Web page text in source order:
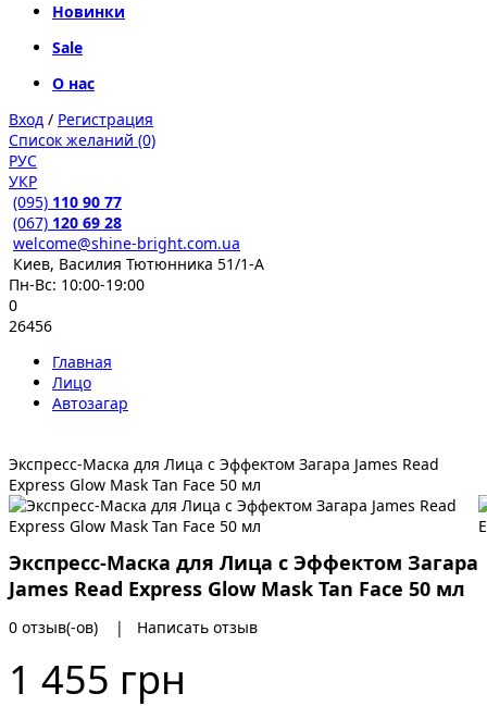
Новинки
Sale
О нас
Вход / Регистрация
Список желаний (0)
РУС
УКР
(095) 110 90 77
(067) 120 69 28
welcome@shine-bright.com.ua
Киев, Василия Тютюнника 51/1-А
Пн-Вс: 10:00-19:00
0
26456
Главная
Лицо
Автозагар
Экспресс-Маска для Лица с Эффектом Загара James Read
Express Glow Mask Tan Face 50 мл
Экспресс-Маска для Лица с Эффектом Загара
James Read Express Glow Mask Tan Face 50 мл
0 отзыв(-ов) | Написать отзыв
1 455 грн